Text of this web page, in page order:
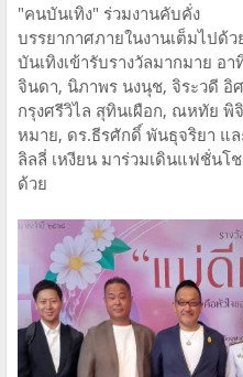
"คนบันเทิง" ร่วมงานคับคั่ง
บรรยากาศภายในงานเต็มไปด้
บันเทิงเข้ารับรางวัลมากมาย อ
จินดา, นิภาพร นงนุช, จิระวดี อิ
กรุงศรีวิไล สุทินเผือก, ณหทัย
หมาย, ดร.ธีรศักดิ์ พันธุจริยา แ
ลิลลี่ เหงียน มาร่วมเดินแฟชั่นโ
ด้วย